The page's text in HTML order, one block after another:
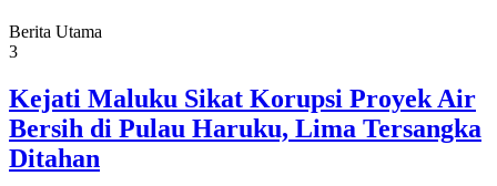
Berita Utama
3
Kejati Maluku Sikat Korupsi Proyek Air
Bersih di Pulau Haruku, Lima Tersangka
Ditahan